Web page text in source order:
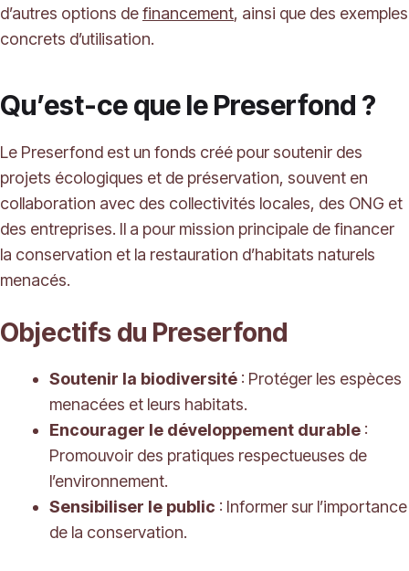
d’autres options definancement, ainsi que des exemples
concrets d’utilisation.
Qu’est-ce que le Preserfond ?
Le Preserfond est un fonds créé pour soutenir des
projets écologiques et de préservation, souvent en
collaboration avec des collectivités locales, des ONG et
des entreprises. Il a pour mission principale de financer
la conservation et la restauration d’habitats naturels
menacés.
Objectifs du Preserfond
Soutenir la biodiversité : Protéger les espèces
menacées et leurs habitats.
Encourager le développement durable :
Promouvoir des pratiques respectueuses de
l’environnement.
Sensibiliser le public : Informer sur l’importance
de la conservation.